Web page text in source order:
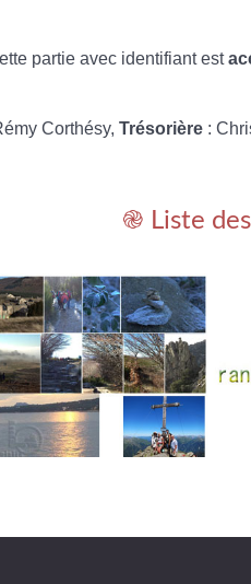
partie avec identifiant est
Corthésy, Trésorière :
֎ Liste